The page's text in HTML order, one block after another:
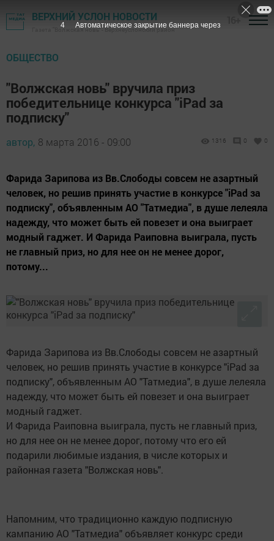
ВЕРХНИЙ УСЛОН НОВОСТИ
Газета "Волжская новь" - Верхнеуслонский район
ОБЩЕСТВО
"Волжская новь" вручила приз
победительнице конкурса "iPad за
подписку"
автор, 8 марта 2016 - 09:00 1316 0 0
Фарида Зарипова из Вв.Слободы совсем не азартный
человек, но решив принять участие в конкурсе "iPad за
подписку", объявленным АО "Татмедиа", в душе лелеяла
надежду, что может быть ей повезет и она выиграет
модный гаджет. И Фарида Раиповна выиграла, пусть
не главный приз, но для нее он не менее дорог,
потому...
Фарида Зарипова из Вв.Слободы совсем не азартный
человек, но решив принять участие в конкурсе "iPad за
подписку", объявленным АО "Татмедиа", в душе лелеяла
надежду, что может быть ей повезет и она выиграет
модный гаджет.
И Фарида Раиповна выиграла, пусть не главный приз,
но для нее он не менее дорог, потому что его ей
подарили любимые издания, в числе которых и
районная газета "Волжская новь".
Напомним, что традиционно каждую подписную
кампанию АО "Татмедиа" объявляет конкурс среди
3 Автоматическое закрытие баннера через